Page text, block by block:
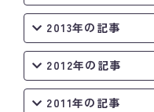
2013年の記事
2012年の記事
2011年の記事